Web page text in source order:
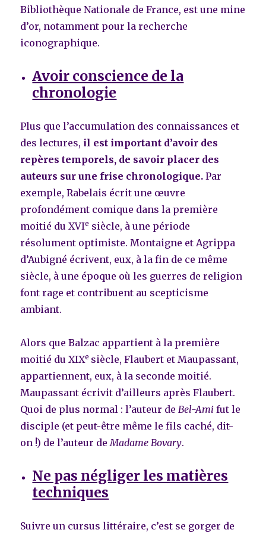
Bibliothèque Nationale de France, est une mine
d’or, notamment pour la recherche
iconographique.
Avoir conscience de la
chronologie
Plus que l’accumulation des connaissances et
des lectures, il est important d’avoir des
repères temporels, de savoir placer des
auteurs sur une frise chronologique. Par
exemple, Rabelais écrit une œuvre
profondément comique dans la première
moitié du XVIe siècle, à une période
résolument optimiste. Montaigne et Agrippa
d’Aubigné écrivent, eux, à la fin de ce même
siècle, à une époque où les guerres de religion
font rage et contribuent au scepticisme
ambiant.
Alors que Balzac appartient à la première
moitié du XIXe siècle, Flaubert et Maupassant,
appartiennent, eux, à la seconde moitié.
Maupassant écrivit d’ailleurs après Flaubert.
Quoi de plus normal : l’auteur deBel-Ami fut le
disciple (et peut-être même le fils caché, dit-
on !) de l’auteur deMadame Bovary.
Ne pas négliger les matières
techniques
Suivre un cursus littéraire, c’est se gorger de